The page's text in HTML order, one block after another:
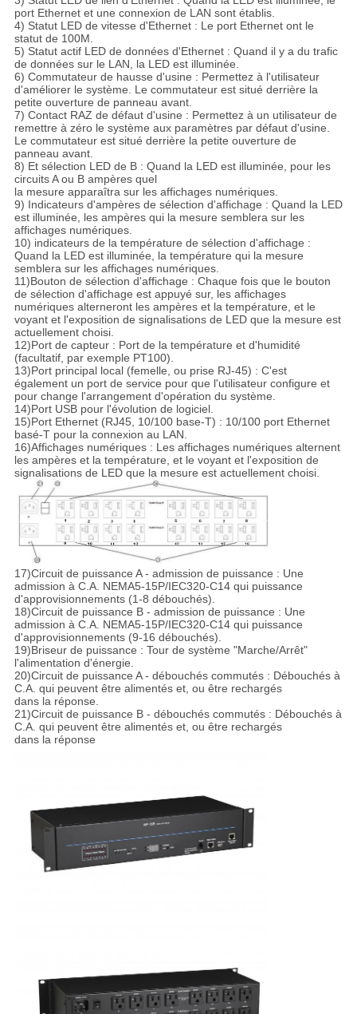
port Ethernet et une connexion de LAN sont établis.
4) Statut LED de vitesse d'Ethernet : Le port Ethernet ont le
statut de 100M.
5) Statut actif LED de données d'Ethernet : Quand il y a du trafic
de données sur le LAN, la LED est illuminée.
6) Commutateur de hausse d'usine : Permettez à l'utilisateur
d'améliorer le système. Le commutateur est situé derrière la
petite ouverture de panneau avant.
7) Contact RAZ de défaut d'usine : Permettez à un utilisateur de
remettre à zéro le système aux paramètres par défaut d'usine.
Le commutateur est situé derrière la petite ouverture de
panneau avant.
8) Et sélection LED de B : Quand la LED est illuminée, pour les
circuits A ou B ampères quel
la mesure apparaîtra sur les affichages numériques.
9) Indicateurs d'ampères de sélection d'affichage : Quand la LED
est illuminée, les ampères qui la mesure semblera sur les
affichages numériques.
10) indicateurs de la température de sélection d'affichage :
Quand la LED est illuminée, la température qui la mesure
semblera sur les affichages numériques.
11)Bouton de sélection d'affichage : Chaque fois que le bouton
de sélection d'affichage est appuyé sur, les affichages
numériques alterneront les ampères et la température, et le
voyant et l'exposition de signalisations de LED que la mesure est
actuellement choisi.
12)Port de capteur : Port de la température et d'humidité
(facultatif, par exemple PT100).
13)Port principal local (femelle, ou prise RJ-45) : C'est
également un port de service pour que l'utilisateur configure et
pour change l'arrangement d'opération du système.
14)Port USB pour l'évolution de logiciel.
15)Port Ethernet (RJ45, 10/100 base-T) : 10/100 port Ethernet
basé-T pour la connexion au LAN.
16)Affichages numériques : Les affichages numériques alternent
les ampères et la température, et le voyant et l'exposition de
signalisations de LED que la mesure est actuellement choisi.
17)Circuit de puissance A - admission de puissance : Une
admission à C.A. NEMA5-15P/IEC320-C14 qui puissance
d'approvisionnements (1-8 débouchés).
18)Circuit de puissance B - admission de puissance : Une
admission à C.A. NEMA5-15P/IEC320-C14 qui puissance
d'approvisionnements (9-16 débouchés).
19)Briseur de puissance : Tour de système "Marche/Arrêt"
l'alimentation d'énergie.
20)Circuit de puissance A - débouchés commutés : Débouchés à
C.A. qui peuvent être alimentés et, ou être rechargés
dans la réponse.
21)Circuit de puissance B - débouchés commutés : Débouchés à
C.A. qui peuvent être alimentés et, ou être rechargés
dans la réponse